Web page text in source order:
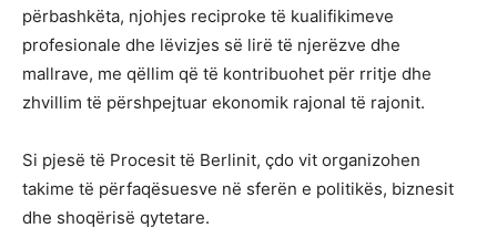
përbashkëta, njohjes reciproke të kualifikimeve
profesionale dhe lëvizjes së lirë të njerëzve dhe
mallrave, me qëllim që të kontribuohet për rritje dhe
zhvillim të përshpejtuar ekonomik rajonal të rajonit.
Si pjesë të Procesit të Berlinit, çdo vit organizohen
takime të përfaqësuesve në sferën e politikës, biznesit
dhe shoqërisë qytetare.